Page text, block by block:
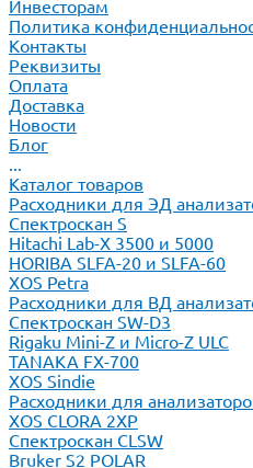
Инвесторам
Политика
Контакты
Реквизиты
Оплата
Доставка
Новости
Блог
...
Каталог товаров
Расходники для ЭД
Спектроскан S
Hitachi Lab-X 3500 и 5000
HORIBA SLFA-20 и SLFA-60
XOS Petra
Расходники для ВД
Спектроскан SW-D3
Rigaku Mini-Z и Micro-Z ULC
TANAKA FX-700
XOS Sindie
Расходники для
XOS CLORA 2XP
Спектроскан CLSW
Bruker S2 POLAR